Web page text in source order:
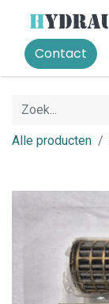
Contact
Alle producten